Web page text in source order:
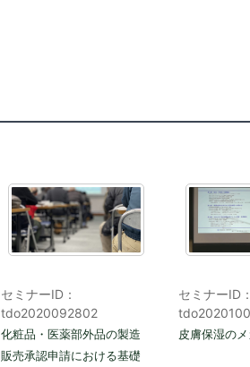
セミナーID：
tdo2020092802
化粧品・医薬部外品の製造
販売承認申請における基礎
セミナーID：
皮膚保湿の